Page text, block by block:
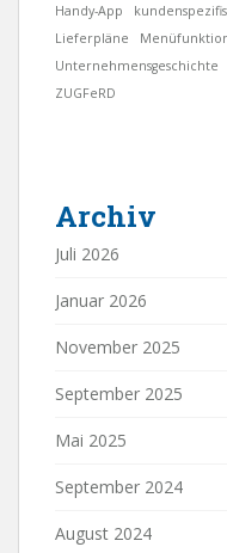
Handy-App
Lieferpläne
Unternehmensgeschichte
ZUGFeRD
Archiv
Juli 2026
Januar 2026
November 2025
September 2025
Mai 2025
September 2024
August 2024